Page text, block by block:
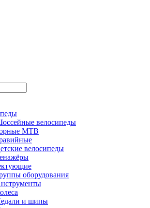
велосипеды
МTB
велосипеды
оборудования
и шипы